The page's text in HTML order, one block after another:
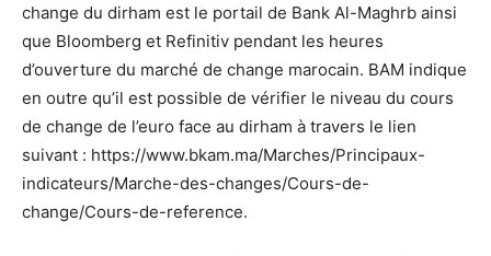
change du dirham est le portail de Bank Al-Maghrb ainsi
que Bloomberg et Refinitiv pendant les heures
d’ouverture du marché de change marocain. BAM indique
en outre qu’il est possible de vérifier le niveau du cours
de change de l’euro face au dirham à travers le lien
suivant : https://www.bkam.ma/Marches/Principaux-
indicateurs/Marche-des-changes/Cours-de-
change/Cours-de-reference.